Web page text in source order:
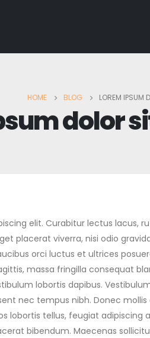
HOME BLOG LOREM IPSUM
dolor
elit. Curabitur lectus lacus,
placerat viverra, nisi odio
orci luctus et ultrices
massa fringilla consequat
lobortis dapibus.
nec tempus nibh. Donec
lobortis tellus, feugiat
bibendum. Maecenas